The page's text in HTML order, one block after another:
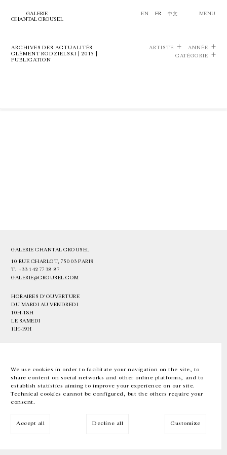
We use cookies in order to facilitate your navigation on the site, to
share content on social networks and other online platforms, and to
establish statistics aiming to improve your experience on our site.
Technical cookies cannot be configured, but the others require your
consent.
Accept all Decline all Customize
GALERIE
CHANTAL CROUSEL
EN FR 中文 MENU
ARCHIVES DES ACTUALITÉS
CLÉMENT RODZIELSKI | 2015 |
PUBLICATION
ARTISTE
ANNÉE
CATÉGORIE
GALERIE CHANTAL CROUSEL
10 RUE CHARLOT, 75003 PARIS
T. +33 1 42 77 38 87
GALERIE@CROUSEL.COM
HORAIRES D'OUVERTURE
DU MARDI AU VENDREDI
10H-18H
LE SAMEDI
11H-19H
EN FR 中文 Facebook Instagram
Inscrivez-vous à notre newsletter